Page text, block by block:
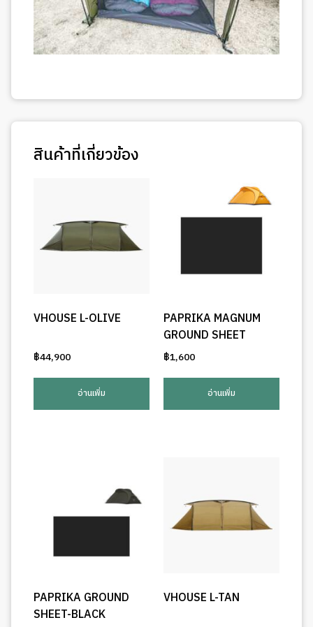
สินค้าที่เกี่ยวข้อง
VHOUSE L-OLIVE
฿44,900
อ่านเพิ่ม
PAPRIKA MAGNUM
GROUND SHEET
฿1,600
อ่านเพิ่ม
PAPRIKA GROUND
SHEET-BLACK
VHOUSE L-TAN